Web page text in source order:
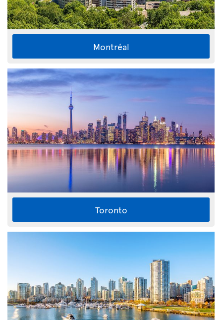
Montréal
Toronto